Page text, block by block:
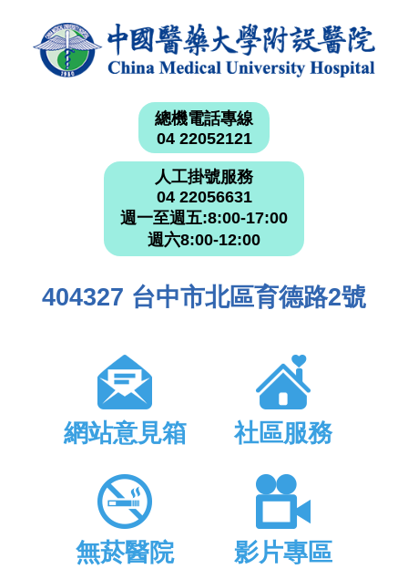
總機電話專線
04 22052121
人工掛號服務
04 22056631
週一至週五:8:00-17:00
週六8:00-12:00
404327 台中市北區育德路2號
網站意見箱 社區服務
無菸醫院 影片專區